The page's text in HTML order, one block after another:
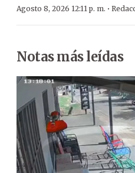
Agosto 8, 2026 12:11 p. m. ·
Notas más leídas